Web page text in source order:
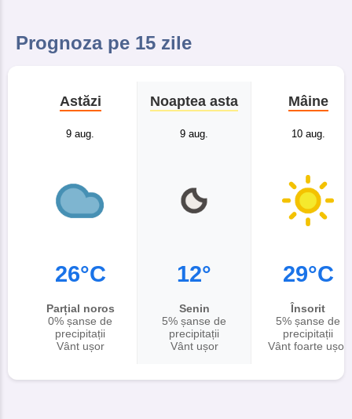
Prognoza pe 15 zile
Astăzi
9 aug.
26°C
Parțial noros
0% șanse de
precipitații
Vânt ușor
Noaptea asta
9 aug.
12°
Senin
5% șanse de
precipitații
Vânt ușor
Mâine
10 aug.
29°C
Însorit
5% șanse de
precipitații
Vânt foarte ușor